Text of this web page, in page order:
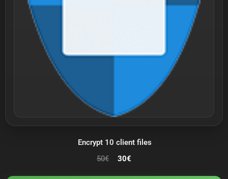
Encrypt 10 client files
50€ 30€